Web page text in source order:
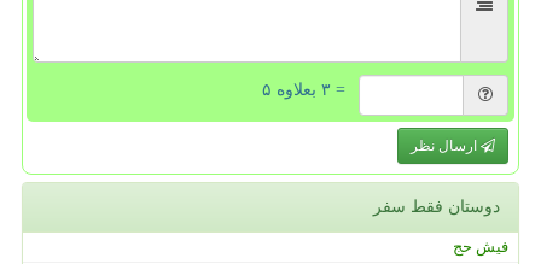
= ۳ بعلاوه ۵
ارسال نظر
دوستان فقط سفر
فیش حج